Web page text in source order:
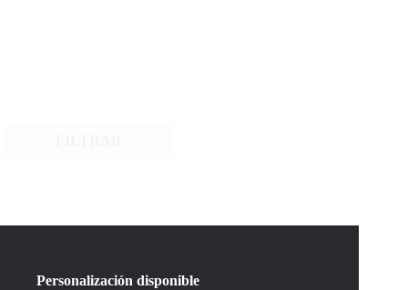
Personalización disponible